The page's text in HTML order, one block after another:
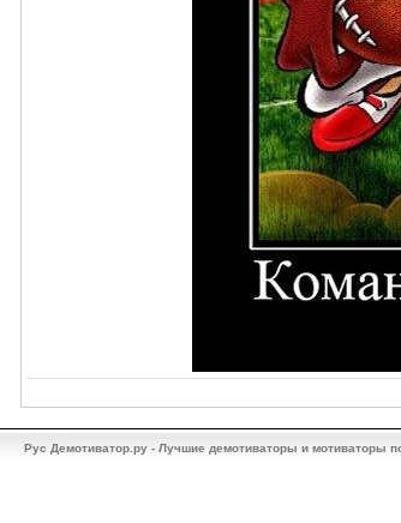
Рус Демотиватор.ру - Лучшие демотиваторы и мотиваторы